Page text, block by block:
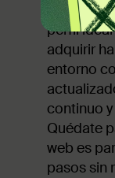
Si te
perfil
adquirir
entorno
continuo
Quédate
web es
pasos sin